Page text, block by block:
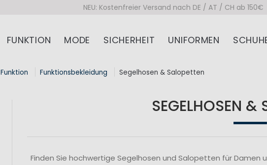
NEU: Kostenfreier Versand nach DE / AT / CH ab 150€
FUNKTION MODE SICHERHEIT UNIFORMEN
Funktion Funktionsbekleidung Segelhosen & Salopetten
SEGELHOSEN &
Finden Sie hochwertige Segelhosen und Salopetten für